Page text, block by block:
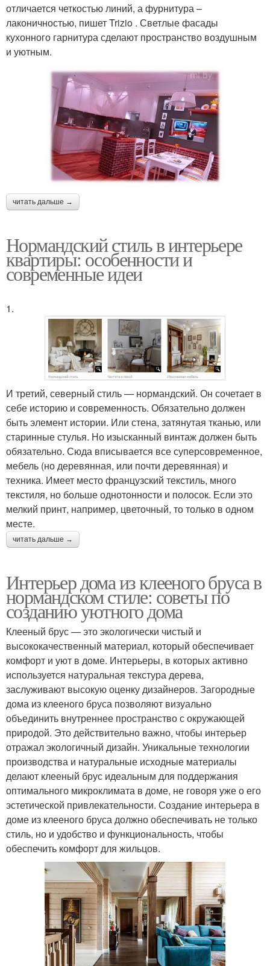
отличается четкостью линий, а фурнитура –
лаконичностью, пишет Trizio . Светлые фасады
кухонного гарнитура сделают пространство воздушным
и уютным.
читать дальше →
Нормандский стиль в интерьере
квартиры: особенности и
современные идеи
1.
И третий, северный стиль — нормандский. Он сочетает в
себе историю и современность. Обязательно должен
быть элемент истории. Или стена, затянутая тканью, или
старинные стулья. Но изысканный винтаж должен быть
обязательно. Сюда вписывается все суперсовременное,
мебель (но деревянная, или почти деревянная) и
техника. Имеет место французский текстиль, много
текстиля, но больше однотонности и полосок. Если это
мелкий принт, например, цветочный, то только в одном
месте.
читать дальше →
Интерьер дома из клееного бруса в
нормандском стиле: советы по
созданию уютного дома
Клееный брус — это экологически чистый и
высококачественный материал, который обеспечивает
комфорт и уют в доме. Интерьеры, в которых активно
используется натуральная текстура дерева,
заслуживают высокую оценку дизайнеров. Загородные
дома из клееного бруса позволяют визуально
объединить внутреннее пространство с окружающей
природой. Это действительно важно, чтобы интерьер
отражал экологичный дизайн. Уникальные технологии
производства и натуральные исходные материалы
делают клееный брус идеальным для поддержания
оптимального микроклимата в доме, не говоря уже о его
эстетической привлекательности. Создание интерьера в
доме из клееного бруса должно обеспечивать не только
стиль, но и удобство и функциональность, чтобы
обеспечить комфорт для жильцов.